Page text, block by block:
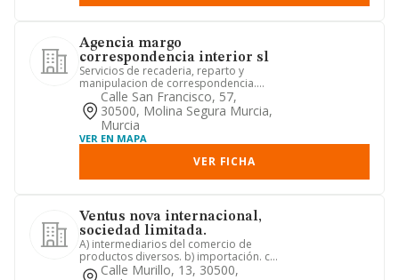
Agencia margo
correspondencia interior sl
Servicios de recaderia, reparto y
manipulacion de correspondencia.
directa e indirectamente.
Calle San Francisco, 57,
30500, Molina Segura Murcia,
Murcia
VER EN MAPA
VER FICHA
Ventus nova internacional,
sociedad limitada.
A) intermediarios del comercio de
productos diversos. b) importación. c)
exportación. d) compravent...
Calle Murillo, 13, 30500,